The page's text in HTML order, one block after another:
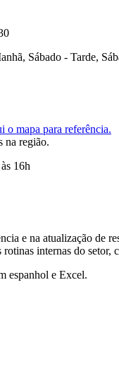
Sábado - Tarde,
o mapa para referência.
na região.
16h
e na atualização de
internas do
espanhol e Excel.